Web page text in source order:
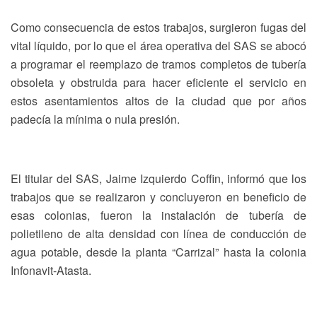
Como consecuencia de estos trabajos, surgieron fugas del
vital líquido, por lo que el área operativa del SAS se abocó
a programar el reemplazo de tramos completos de tubería
obsoleta y obstruida para hacer eficiente el servicio en
estos asentamientos altos de la ciudad que por años
padecía la mínima o nula presión.
El titular del SAS, Jaime Izquierdo Coffin, informó que los
trabajos que se realizaron y concluyeron en beneficio de
esas colonias, fueron la instalación de tubería de
polietileno de alta densidad con línea de conducción de
agua potable, desde la planta “Carrizal” hasta la colonia
Infonavit-Atasta.